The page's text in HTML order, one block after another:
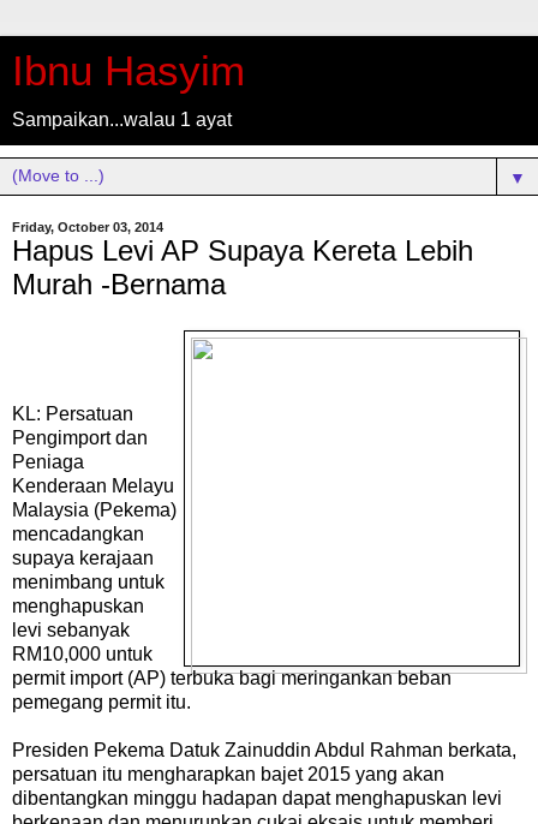
Ibnu Hasyim
Sampaikan...walau 1 ayat
▼
Friday, October 03, 2014
Hapus Levi AP Supaya Kereta Lebih
Murah -Bernama
KL: Persatuan
Pengimport dan
Peniaga
Kenderaan Melayu
Malaysia (Pekema)
mencadangkan
supaya kerajaan
menimbang untuk
menghapuskan
levi sebanyak
RM10,000 untuk
permit import (AP) terbuka bagi meringankan beban
pemegang permit itu.
Presiden Pekema Datuk Zainuddin Abdul Rahman berkata,
persatuan itu mengharapkan bajet 2015 yang akan
dibentangkan minggu hadapan dapat menghapuskan levi